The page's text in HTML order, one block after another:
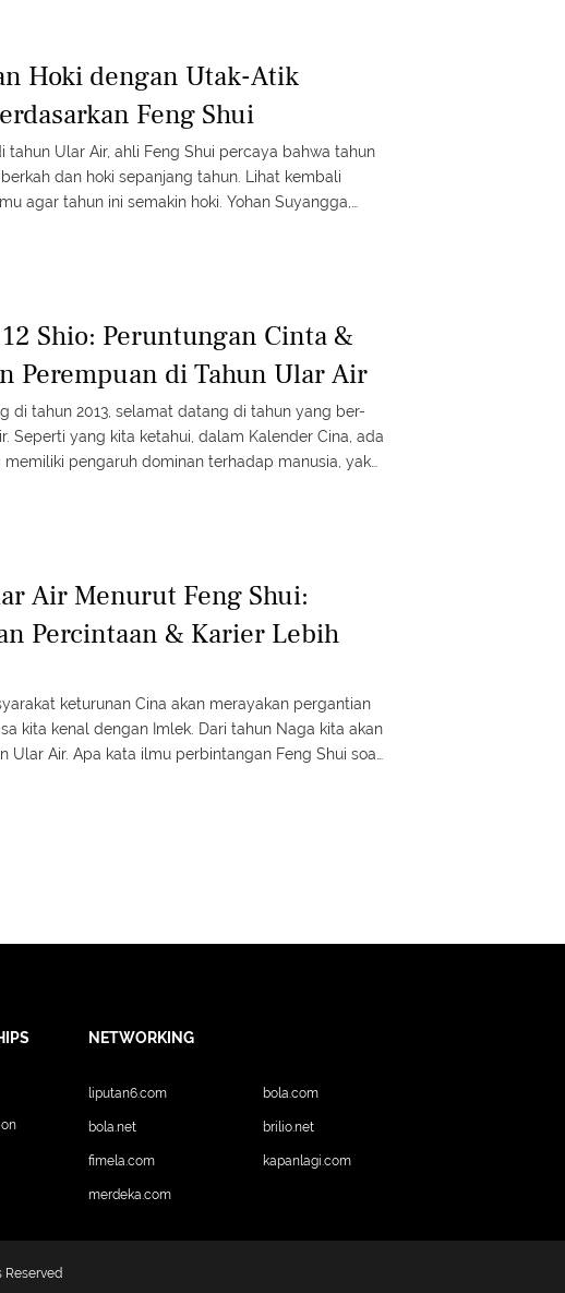
Hoki dengan Utak-Atik
Feng Shui
tahun Ular Air, ahli Feng Shui percaya bahwa tahun
dan hoki sepanjang tahun. Lihat kembali
agar tahun ini semakin hoki. Yohan Suyangga,
Shio: Peruntungan Cinta &
Perempuan di Tahun Ular Air
di tahun 2013, selamat datang di tahun yang ber-
Seperti yang kita ketahui, dalam Kalender Cina, ada
pengaruh dominan terhadap manusia, yakni
Air Menurut Feng Shui:
Percintaan & Karier Lebih
keturunan Cina akan merayakan pergantian
kita kenal dengan Imlek. Dari tahun Naga kita akan
Ular Air. Apa kata ilmu perbintangan Feng Shui soal
NETWORKING
liputan6.com bola.com
bola.net brilio.net
fimela.com kapanlagi.com
merdeka.com
Reserved